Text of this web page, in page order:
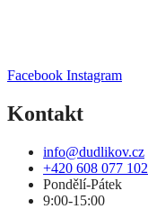
Facebook Instagram
Kontakt
info@dudlikov.cz
+420 608 077 102
Pondělí-Pátek
9:00-15:00